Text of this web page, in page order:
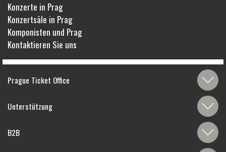
Konzerte in Prag
Konzertsäle in Prag
Komponisten und Prag
Kontaktieren Sie uns
Prague Ticket Office
Unterstützung
B2B